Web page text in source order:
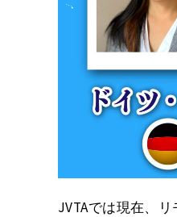
JVTAでは現在、